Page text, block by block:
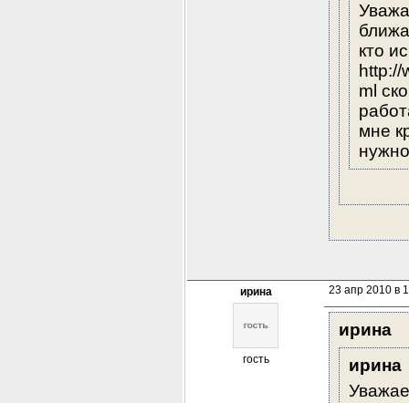
кто
ml
мне
ирина
гость
23 апр 2010 в
ирина
ирина